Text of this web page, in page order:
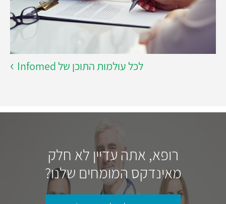
לכל עולמות התוכן של Infomed
רופא, אתה עדיין לא חלק
מאינדקס המומחים שלנו?